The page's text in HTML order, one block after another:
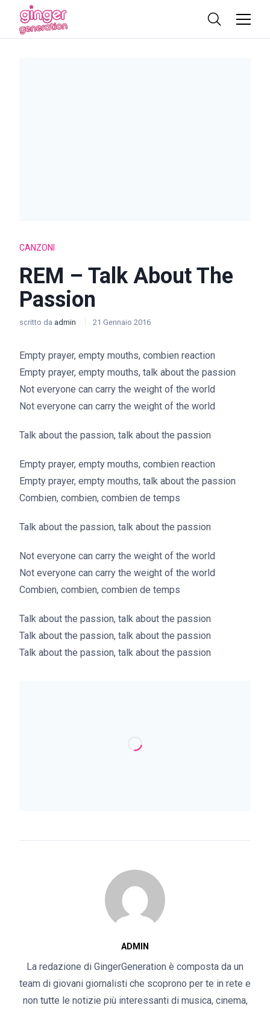
CANZONI
REM – Talk About The
Passion
scritto da admin 21 Gennaio 2016
Empty prayer, empty mouths, combien reaction
Empty prayer, empty mouths, talk about the passion
Not everyone can carry the weight of the world
Not everyone can carry the weight of the world
Talk about the passion, talk about the passion
Empty prayer, empty mouths, combien reaction
Empty prayer, empty mouths, talk about the passion
Combien, combien, combien de temps
Talk about the passion, talk about the passion
Not everyone can carry the weight of the world
Not everyone can carry the weight of the world
Combien, combien, combien de temps
Talk about the passion, talk about the passion
Talk about the passion, talk about the passion
Talk about the passion, talk about the passion
ADMIN
La redazione di GingerGeneration è composta da un
team di giovani giornalisti che scoprono per te in rete e
non tutte le notizie più interessanti di musica, cinema,